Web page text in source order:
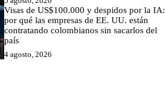
Visas de US$100.000 y despidos por la IA:
por qué las empresas de EE. UU. están
contratando colombianos sin sacarlos del
país
4 agosto, 2026